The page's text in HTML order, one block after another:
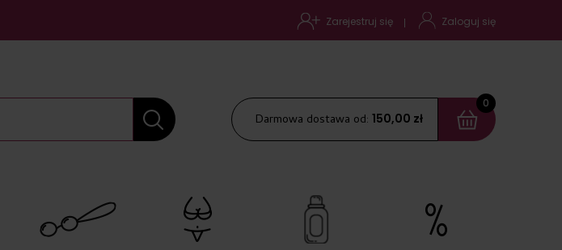
Zarejestruj się Zaloguj się
Darmowa dostawa od: 150,00 zł